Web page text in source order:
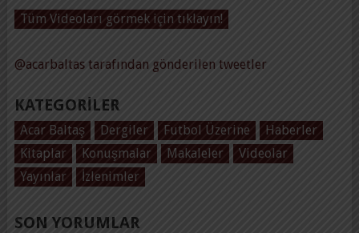
Tüm Videoları görmek için tıklayın!
@acarbaltas tarafından gönderilen tweetler
KATEGORILER
Acar Baltaş Dergiler Futbol Üzerine
Haberler
Kitaplar
Konuşmalar Makaleler
Videolar
Yayınlar
İzlenimler
SON YORUMLAR